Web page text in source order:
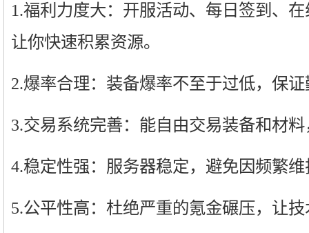
1.福利力度大：开服活动、每日签到、
让你快速积累资源。
2.爆率合理：装备爆率不至于过低，保
3.交易系统完善：能自由交易装备和材
4.稳定性强：服务器稳定，避免因频繁
5.公平性高：杜绝严重的氪金碾压，让